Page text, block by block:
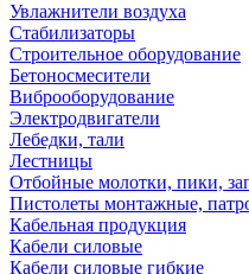
Увлажнители воздуха
Стабилизаторы
Строительное оборудование
Бетоносмесители
Виброоборудование
Электродвигатели
Лебедки, тали
Лестницы
Отбойные молотки, пики,
Пистолеты монтажные,
Кабельная продукция
Кабели силовые
Кабели силовые гибкие